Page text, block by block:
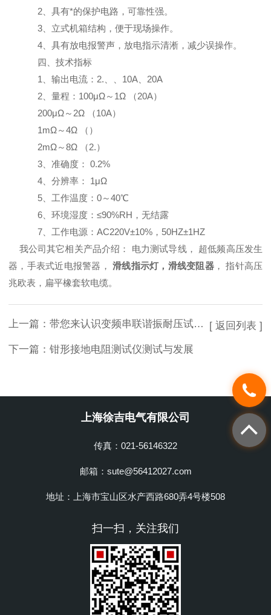
2、具有*的保护电路，可靠性强。
3、立式机箱结构，便于现场操作。
4、具有放电报警声，放电指示清淅，减少误操作。
四、技术指标
1、输出电流：2.、、10A、20A
2、量程：100μΩ～1Ω （20A）
200μΩ～2Ω （10A）
1mΩ～4Ω （）
2mΩ～8Ω （2.）
3、准确度： 0.2%
4、分辨率： 1μΩ
5、工作温度：0～40℃
6、环境湿度：≤90%RH，无结露
7、工作电源：AC220V±10%，50HZ±1HZ
我公司其它相关产品介绍： 电力测试导线， 超低频高压发生
器 ， 手表式近电报警器 ， 滑线指示灯， 滑线变阻器，指针高压
兆欧表 ， 扁平橡套软电缆。
上一篇： 带您来认识变频串联谐振耐压试验装置工作原理
下一篇： 钳形接地电阻测试仪测试与发展
[ 返回列表 ]
上海徐吉电气有限公司
传真：021-56146322
邮箱：sute@56412027.com
地址：上海市宝山区水产西路680弄4号楼508
扫一扫，关注我们